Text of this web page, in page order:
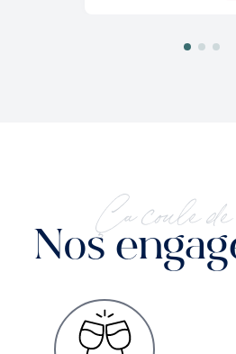
Ça coule de
Nos